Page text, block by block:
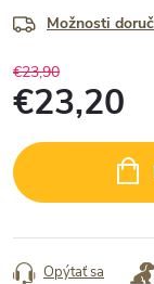
Možnosti
€23,90
€23,20
cena:
Opýtať sa